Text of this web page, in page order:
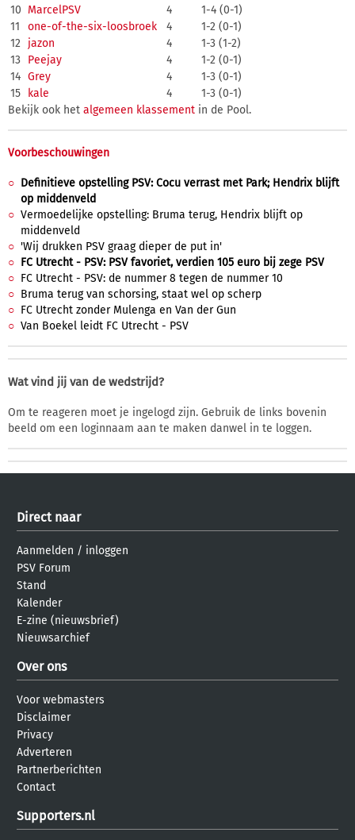
10 MarcelPSV 4
1-4 (0-1)
11
one-of-the-six-loosbroek 4
1-2 (0-1)
12 jazon 4
1-3 (1-2)
13 Peejay 4
1-2 (0-1)
14 Grey 4
1-3 (0-1)
15
kale 4
1-3 (0-1)
Bekijk ook het algemeen klassement in de Pool.
Voorbeschouwingen
Definitieve opstelling PSV: Cocu verrast met Park; Hendrix blijft
op middenveld
Vermoedelijke opstelling: Bruma terug, Hendrix blijft op
middenveld
'Wij drukken PSV graag dieper de put in'
FC Utrecht - PSV: PSV favoriet, verdien 105 euro bij zege PSV
FC Utrecht - PSV: de nummer 8 tegen de nummer 10
Bruma terug van schorsing, staat wel op scherp
FC Utrecht zonder Mulenga en Van der Gun
Van Boekel leidt FC Utrecht - PSV
Wat vind jij van de wedstrijd?
Om te reageren moet je ingelogd zijn. Gebruik de links bovenin
beeld om een loginnaam aan te maken danwel in te loggen.
Direct naar
Aanmelden / inloggen
PSV Forum
Stand
Kalender
E-zine (nieuwsbrief)
Nieuwsarchief
Over ons
Voor webmasters
Disclaimer
Privacy
Adverteren
Partnerberichten
Contact
Supporters.nl